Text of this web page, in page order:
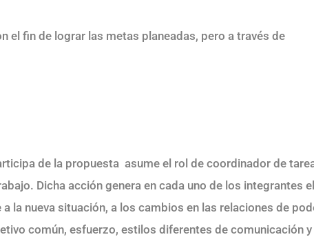
el fin de lograr las metas planeadas, pero a través de
de la propuesta asume el rol de coordinador de
Dicha acción genera en cada uno de los integrantes el
la nueva situación, a los cambios en las relaciones de
común, esfuerzo, estilos diferentes de comunicación y